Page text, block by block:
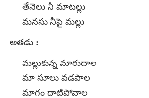
తేనెలు నీ మాటల్లు
మనసు నీపై మల్లు
అతడు :
మల్లుకున్న మారుదాల
మా సూలు వడపాల
మాగం దాటిపోవాల